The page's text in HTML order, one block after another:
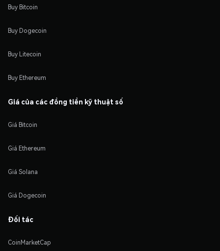
Buy Bitcoin
Buy Dogecoin
Buy Litecoin
Buy Ethereum
Giá của các đồng tiền kỹ thuật số
Giá Bitcoin
Giá Ethereum
Giá Solana
Giá Dogecoin
Đối tác
CoinMarketCap